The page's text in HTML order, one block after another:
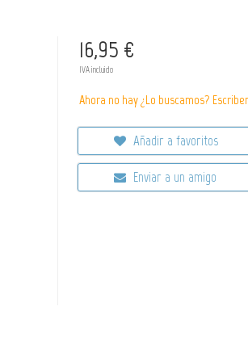
16,95 €
IVA incluido
Ahora no hay ¿Lo buscamos?
Añadir a favoritos
Enviar a un amigo